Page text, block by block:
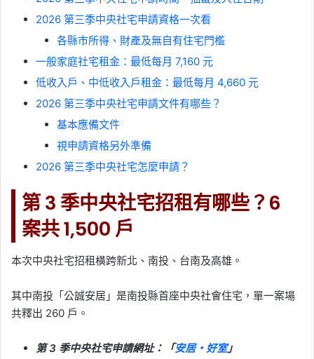
2026 第三季中央社宅申請資格一次看
各縣市所得、財產及無自有住宅門檻
一般家庭社宅租金：最低每月 7,160 元
低收入戶、中低收入戶租金：最低每月 4,660 元
2026 第三季中央社宅申請文件有哪些？
基本應備文件
視申請資格另外準備
2026 第三季中央社宅怎麼申請？
第 3 季中央社宅招租有哪些？6
案共 1,500 戶
本次中央社宅招租橫跨新北、南投、台南及高雄。
其中南投「公誠安居」是南投縣首座中央社會住宅，單一案場
共釋出 260 戶。
第 3 季中央社宅申請網址：「安居・好室」